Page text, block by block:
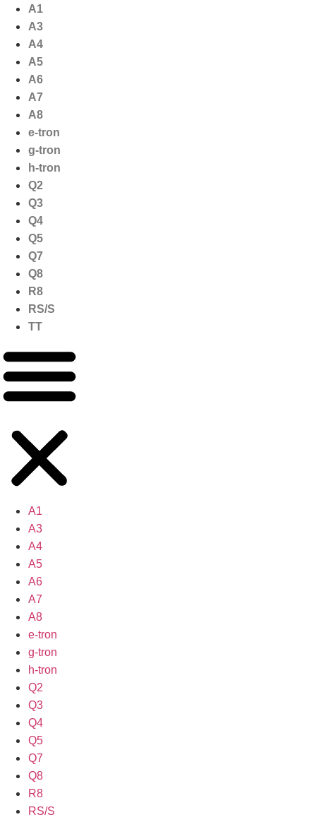
naar
inhoud
A1
A3
A4
A5
A6
A7
A8
e-tron
g-tron
h-tron
Q2
Q3
Q4
Q5
Q7
Q8
R8
RS/S
TT
A1
A3
A4
A5
A6
A7
A8
e-tron
g-tron
h-tron
Q2
Q3
Q4
Q5
Q7
Q8
R8
RS/S